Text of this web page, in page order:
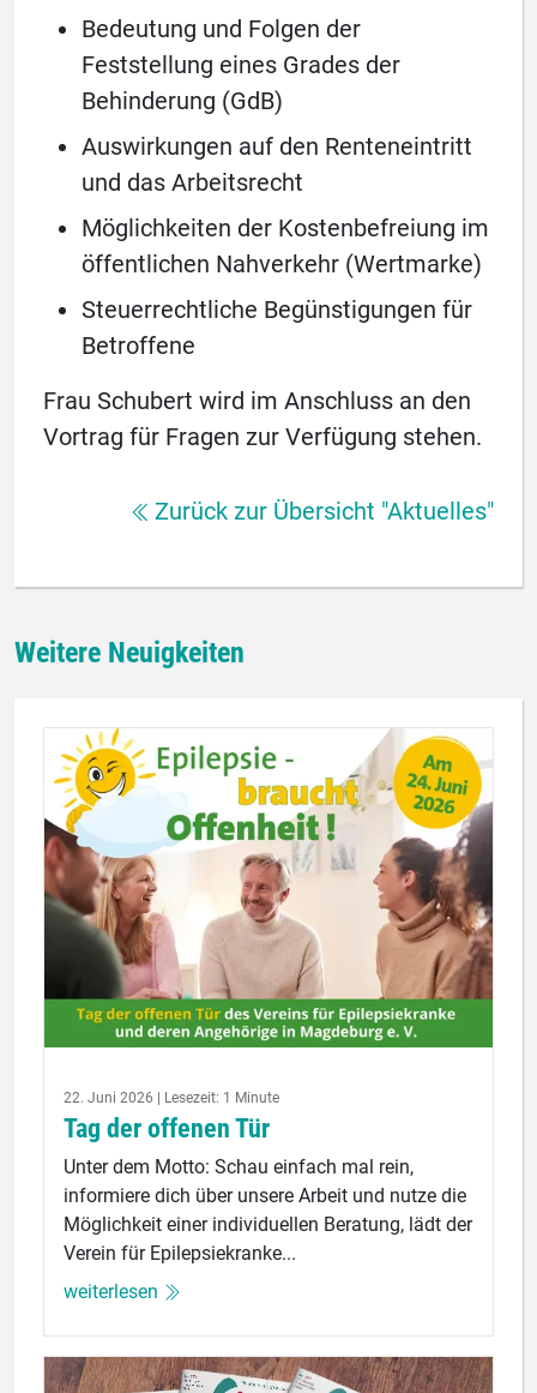
Bedeutung und Folgen der
Feststellung eines Grades der
Behinderung (GdB)
Auswirkungen auf den Renteneintritt
und das Arbeitsrecht
Möglichkeiten der Kostenbefreiung im
öffentlichen Nahverkehr (Wertmarke)
Steuerrechtliche Begünstigungen für
Betroffene
Frau Schubert wird im Anschluss an den
Vortrag für Fragen zur Verfügung stehen.
Zurück zur Übersicht "Aktuelles"
Weitere Neuigkeiten
22. Juni 2026 | Lesezeit: 1 Minute
Tag der offenen Tür
Unter dem Motto: Schau einfach mal rein,
informiere dich über unsere Arbeit und nutze die
Möglichkeit einer individuellen Beratung, lädt der
Verein für Epilepsiekranke...
weiterlesen